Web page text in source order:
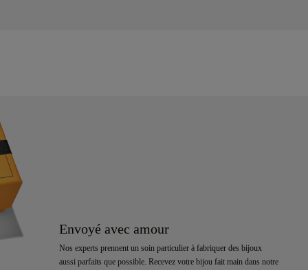
Envoyé avec amour
Nos experts prennent un soin particulier à fabriquer des bijoux
aussi parfaits que possible. Recevez votre bijou fait main dans notre